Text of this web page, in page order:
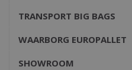
TRANSPORT BIG BAGS
WAARBORG EUROPALLET
SHOWROOM